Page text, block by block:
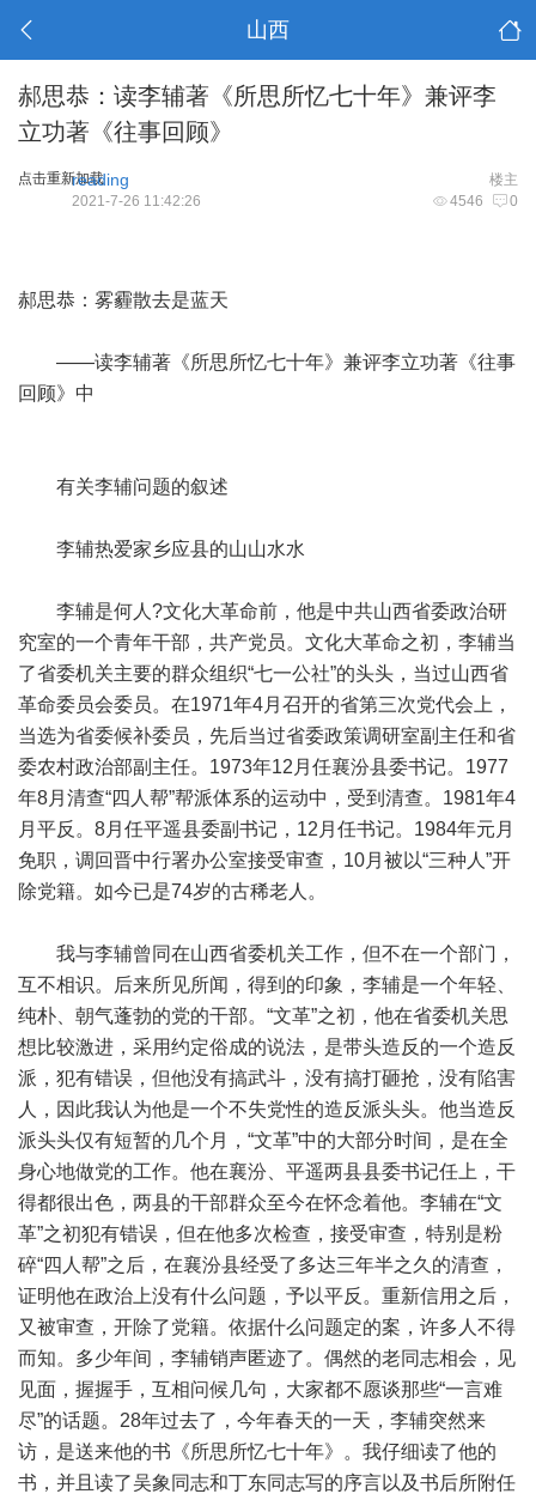
山西
郝思恭：读李辅著《所思所忆七十年》兼评李
立功著《往事回顾》
点击重新加载 楼主
reading
4546 0
2021-7-26 11:42:26
郝思恭：雾霾散去是蓝天
——读李辅著《所思所忆七十年》兼评李立功著《往事
回顾》中
有关李辅问题的叙述
李辅热爱家乡应县的山山水水
李辅是何人?文化大革命前，他是中共山西省委政治研
究室的一个青年干部，共产党员。文化大革命之初，李辅当
了省委机关主要的群众组织“七一公社”的头头，当过山西省
革命委员会委员。在1971年4月召开的省第三次党代会上，
当选为省委候补委员，先后当过省委政策调研室副主任和省
委农村政治部副主任。1973年12月任襄汾县委书记。1977
年8月清查“四人帮”帮派体系的运动中，受到清查。1981年4
月平反。8月任平遥县委副书记，12月任书记。1984年元月
免职，调回晋中行署办公室接受审查，10月被以“三种人”开
除党籍。如今已是74岁的古稀老人。
我与李辅曾同在山西省委机关工作，但不在一个部门，
互不相识。后来所见所闻，得到的印象，李辅是一个年轻、
纯朴、朝气蓬勃的党的干部。“文革”之初，他在省委机关思
想比较激进，采用约定俗成的说法，是带头造反的一个造反
派，犯有错误，但他没有搞武斗，没有搞打砸抢，没有陷害
人，因此我认为他是一个不失党性的造反派头头。他当造反
派头头仅有短暂的几个月，“文革”中的大部分时间，是在全
身心地做党的工作。他在襄汾、平遥两县县委书记任上，干
得都很出色，两县的干部群众至今在怀念着他。李辅在“文
革”之初犯有错误，但在他多次检查，接受审查，特别是粉
碎“四人帮”之后，在襄汾县经受了多达三年半之久的清查，
证明他在政治上没有什么问题，予以平反。重新信用之后，
又被审查，开除了党籍。依据什么问题定的案，许多人不得
而知。多少年间，李辅销声匿迹了。偶然的老同志相会，见
见面，握握手，互相问候几句，大家都不愿谈那些“一言难
尽”的话题。28年过去了，今年春天的一天，李辅突然来
访，是送来他的书《所思所忆七十年》。我仔细读了他的
书，并且读了吴象同志和丁东同志写的序言以及书后所附任